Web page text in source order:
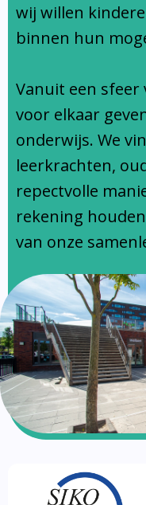
wij willen
binnen hun
Vanuit een sfeer
voor elkaar
onderwijs. We
leerkrachten,
repectvolle
rekening
van onze